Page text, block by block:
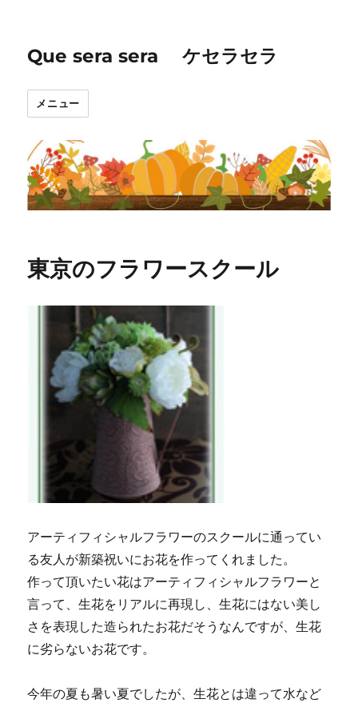
Que sera sera ケセラセラ
メニュー
東京のフラワースクール
アーティフィシャルフラワーのスクールに通ってい
る友人が新築祝いにお花を作ってくれました。
作って頂いたい花はアーティフィシャルフラワーと
言って、生花をリアルに再現し、生花にはない美し
さを表現した造られたお花だそうなんですが、生花
に劣らないお花です。
今年の夏も暑い夏でしたが、生花とは違って水など